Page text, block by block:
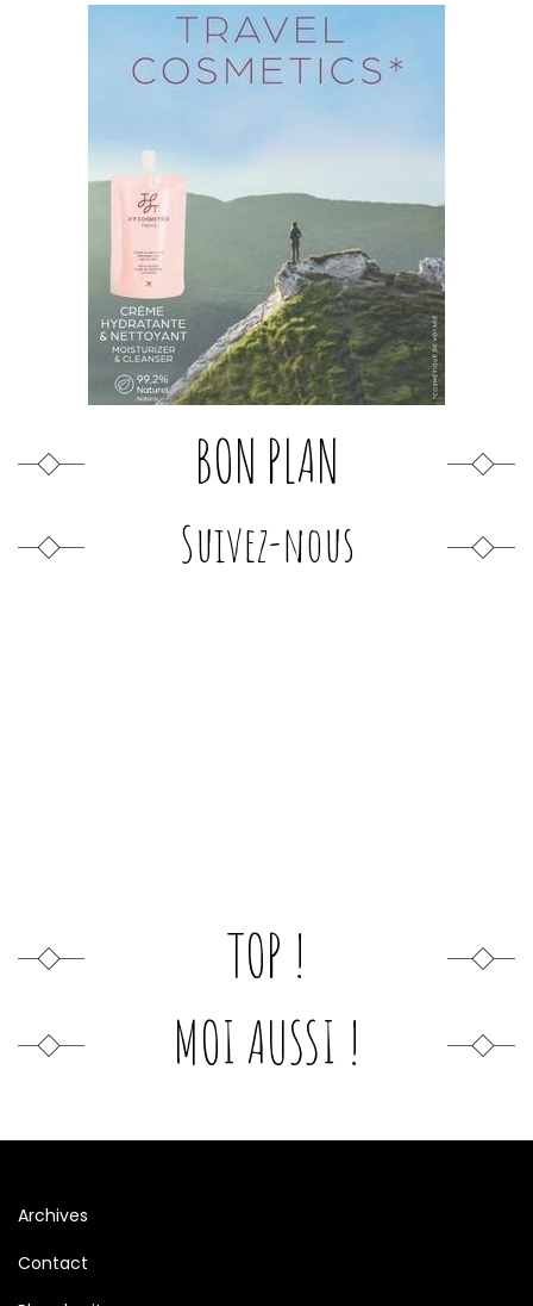
BON PLAN
Suivez-nous
TOP !
MOI AUSSI !
Archives
Contact